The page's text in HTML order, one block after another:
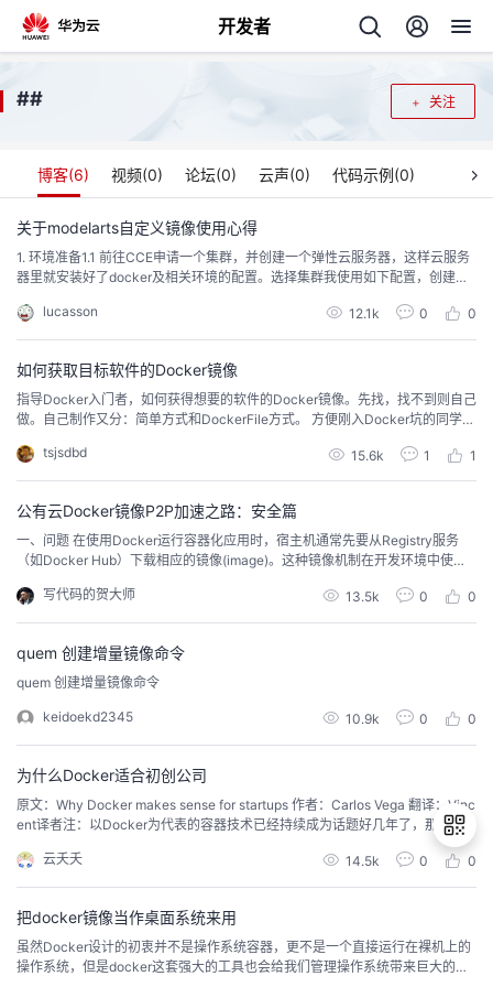
开发者
回
个
人
主
页
我
的
开
发
我
博
客
的
论
坛
我
的
圈
子
我
的
直
我
的
动
我
关
我
的
开
者
堂
我
的
课
我
的
证
我
实
的
我
的
Programs
我
支
我
的
技
术
持
我
的
云
建
关注
##
博客(6) 视频(0) 论坛(0) 云声(0) 代码示例(0)
关于modelarts自定义镜像使用心得
1. 环境准备1.1 前往CCE申请一个集群，并创建一个弹性云服务器，这样云服务
器里就安装好了docker及相关环境的配置。选择集群我使用如下配置，创建一
要很高的配置，我这里仅选择4核|8GB的机器，系统盘和数据盘依照个人喜好
调整大小，其余配置默认。输入密码后无脑下一步直到创建完成。1.3 创建一个
lucasson 12.1k 0 0
如何获取目标软件的Docker镜像
指导Docker入门者，如何获得想要的软件的Docker镜像。先找，找不到则自己
做。自己制作又分：简单方式和DockerFile方式。 方便刚入Docker坑的同学使
tsjsdbd
15.6k 1 1
公有云Docker镜像P2P加速之路：安全篇
一、问题 在使用Docker运行容器化应用时，宿主机通常先要从Registry服务
（如Docker Hub）下载相应的镜像(image)。这种镜像机制在开发环境中使用
产环境中，当大量主机需要同时从Registry下载镜像运行容器应用时（比如发布
新版本，打补丁等情形），Registry 服务往往会成为镜像分发的瓶颈，应用镜
写代码的贺大师 13.5k 0 0
quem 创建增量镜像命令
quem 创建增量镜像命令
keidoekd2345 10.9k 0 0
为什么Docker适合初创公司
原文：Why Docker makes sense for startups 作者：Carlos Vega 翻译：Vinc
ent译者注：以Docker为代表的容器技术已经持续成为话题好几年了，那么对
于创业型公司来说，刚起步时有必要采用Docker吗？作者在本文给出了肯定的
理由。以下为译文。Docker正在渐渐成为开发和运行容器应用程序的标准。很
久以前，这一技术可能只对系统管理员和PaaS(平...
云夭夭 14.5k 0 0
把docker镜像当作桌面系统来用
虽然Docker设计的初衷并不是操作系统容器，更不是一个直接运行在裸机上的
操作系统，但是docker这套强大的工具也会给我们管理操作系统带来巨大的便